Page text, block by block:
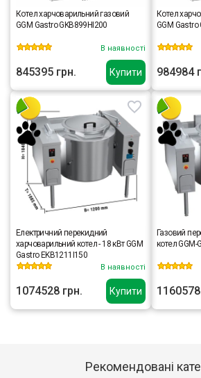
Купити
Котел харчоварильний газовий
GGM Gastro GKB899HI200
В наявності
845395 грн.
Котел
GGM Gastro
984984
Купити
Електричний перекидний
харчоварильний котел - 18 кВт GGM
Gastro EKB1211I150
В наявності
1074528 грн.
Газовий
котел
Рекомендовані